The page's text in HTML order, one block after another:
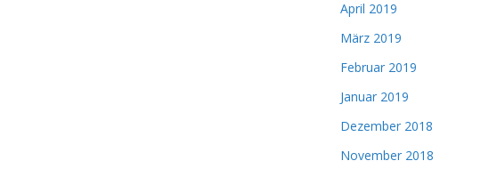
April 2019
März 2019
Februar 2019
Januar 2019
Dezember 2018
November 2018